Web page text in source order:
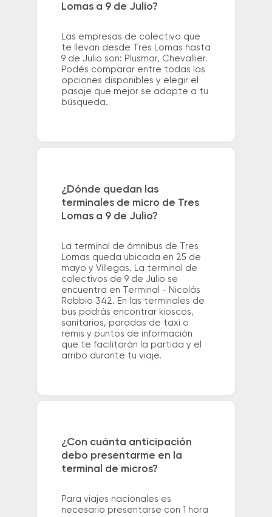
Lomas a 9 de Julio?
Las empresas de colectivo que
te llevan desde Tres Lomas hasta
9 de Julio son: Plusmar, Chevallier.
Podés comparar entre todas las
opciones disponibles y elegir el
pasaje que mejor se adapte a tu
búsqueda.
¿Dónde quedan las
terminales de micro de Tres
Lomas a 9 de Julio?
La terminal de ómnibus de Tres
Lomas queda ubicada en 25 de
mayo y Villegas. La terminal de
colectivos de 9 de Julio se
encuentra en Terminal - Nicolás
Robbio 342. En las terminales de
bus podrás encontrar kioscos,
sanitarios, paradas de taxi o
remis y puntos de información
que te facilitarán la partida y el
arribo durante tu viaje.
¿Con cuánta anticipación
debo presentarme en la
terminal de micros?
Para viajes nacionales es
necesario presentarse con 1 hora